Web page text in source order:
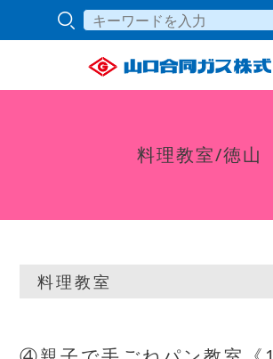
料理教室/徳山
料理教室